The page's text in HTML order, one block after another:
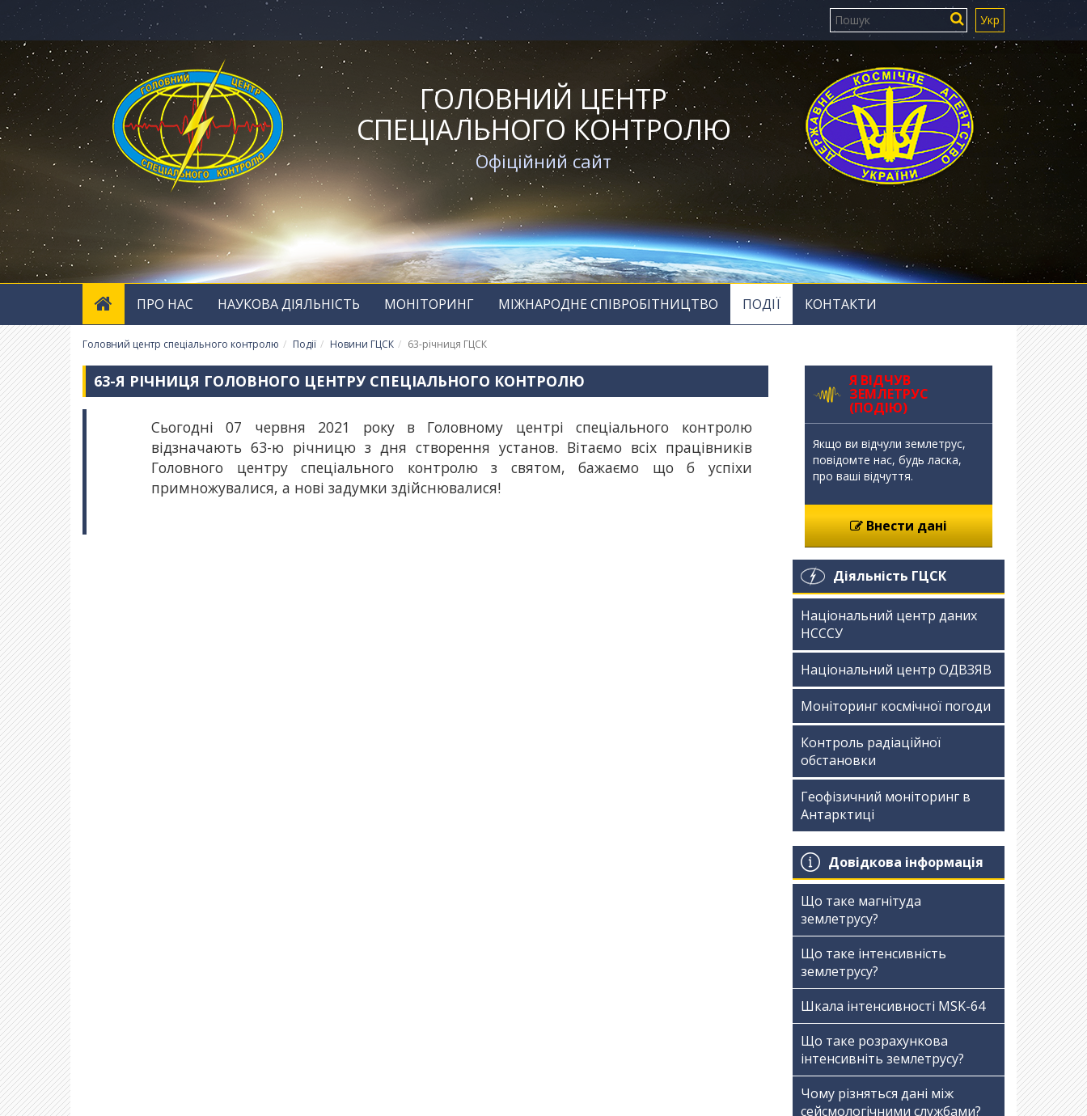
Укр
ГОЛОВНИЙ ЦЕНТР
СПЕЦІАЛЬНОГО КОНТРОЛЮ
Офіційний сайт
ПРО НАС НАУКОВА ДІЯЛЬНІСТЬ МОНІТОРИНГ МІЖНАРОДНЕ СПІВРОБІТНИЦТВО ПОДІЇ КОНТАКТИ
Головний центр спеціального контролю Події Новини ГЦСК 63-річниця ГЦСК
63-Я РІЧНИЦЯ ГОЛОВНОГО ЦЕНТРУ СПЕЦІАЛЬНОГО КОНТРОЛЮ
Сьогодні 07 червня 2021 року в Головному центрі спеціального контролю
відзначають 63-ю річницю з дня створення установ. Вітаємо всіх працівників
Головного центру спеціального контролю з святом, бажаємо що б успіхи
примножувалися, а нові задумки здійснювалися!
Я ВІДЧУВ
ЗЕМЛЕТРУС
(ПОДІЮ)
Якщо ви відчули землетрус,
повідомте нас, будь ласка,
про ваші відчуття.
Внести дані
Діяльність ГЦСК
Національний центр даних
НСССУ
Національний центр ОДВЗЯВ
Моніторинг космічної погоди
Контроль радіаційної
обстановки
Геофізичний моніторинг в
Антарктиці
Довідкова інформація
Що таке магнітуда
землетрусу?
Що таке інтенсивність
землетрусу?
Шкала інтенсивності МSK-64
Що таке розрахункова
інтенсивніть землетрусу?
Чому різняться дані між
сейсмологічними службами?